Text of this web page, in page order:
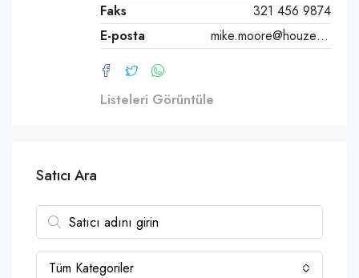
Faks
321 456 9874
E-posta
mike.moore@houzez.co
Listeleri Görüntüle
Satıcı Ara
Tüm Kategoriler